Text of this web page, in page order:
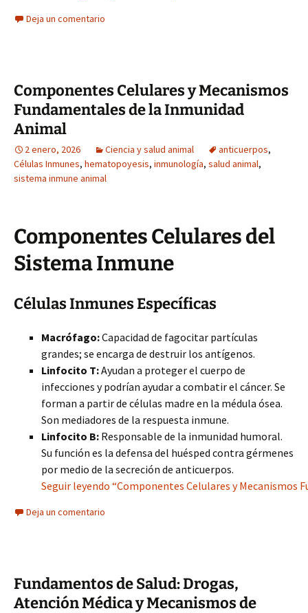
Deja un comentario
Componentes Celulares y Mecanismos
Fundamentales de la Inmunidad
Animal
2 enero, 2026 Ciencia y salud animal anticuerpos,
Células Inmunes, hematopoyesis, inmunología, salud animal,
sistema inmune animal
Componentes Celulares del
Sistema Inmune
Células Inmunes Específicas
Macrófago:Capacidad de fagocitar partículas
grandes; se encarga de destruir los antígenos.
Linfocito T:Ayudan a proteger el cuerpo de
infecciones y podrían ayudar a combatir el cáncer. Se
forman a partir de células madre en la médula ósea.
Son mediadores de la respuesta inmune.
Linfocito B: Responsable de la inmunidad humoral.
Su función es la defensa del huésped contra gérmenes
por medio de la secreción de anticuerpos.
Seguir leyendo “Componentes Celulares y Mecanismos
Deja un comentario
Fundamentos de Salud: Drogas,
Atención Médica y Mecanismos de